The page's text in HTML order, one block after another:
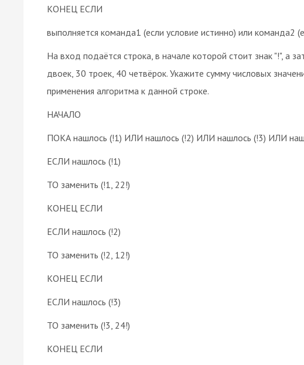
КОНЕЦ ЕСЛИ
выполняется команда1 (если условие истинно) или команда2
На вход подаётся строка, в начале которой стоит знак "!", а
двоек, 30 троек, 40 четвёрок. Укажите сумму числовых
применения алгоритма к данной строке.
НАЧАЛО
ПОКА нашлось (!1) ИЛИ нашлось (!2) ИЛИ нашлось (!3) ИЛИ
ЕСЛИ нашлось (!1)
ТО заменить (!1, 22!)
КОНЕЦ ЕСЛИ
ЕСЛИ нашлось (!2)
ТО заменить (!2, 12!)
КОНЕЦ ЕСЛИ
ЕСЛИ нашлось (!3)
ТО заменить (!3, 24!)
КОНЕЦ ЕСЛИ